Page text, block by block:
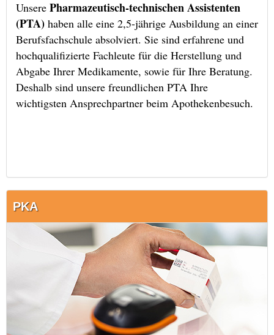
Unsere Pharmazeutisch-technischen Assistenten
(PTA) haben alle eine 2,5-jährige Ausbildung an einer
Berufsfachschule absolviert. Sie sind erfahrene und
hochqualifizierte Fachleute für die Herstellung und
Abgabe Ihrer Medikamente, sowie für Ihre Beratung.
Deshalb sind unsere freundlichen PTA Ihre
wichtigsten Ansprechpartner beim Apothekenbesuch.
PKA